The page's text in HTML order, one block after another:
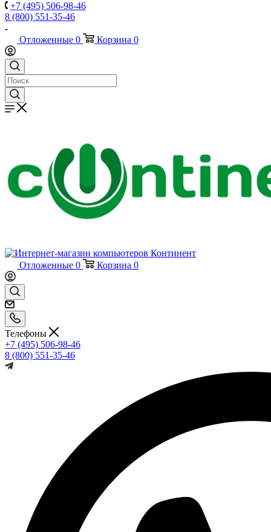
+7 (495) 506-98-46
8 (800) 551-35-46
Отложенные 0 Корзина 0
Отложенные 0 Корзина 0
Телефоны
+7 (495) 506-98-46
8 (800) 551-35-46